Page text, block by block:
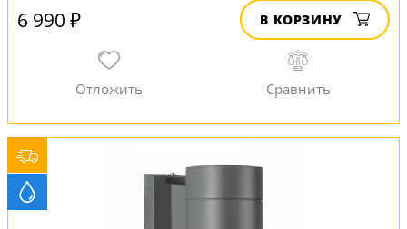
6 990 ₽ В КОРЗИНУ